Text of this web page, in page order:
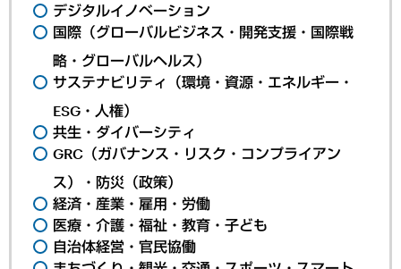
デジタルイノベーション
国際（グローバルビジネス・開発支援・国際戦
略・グローバルヘルス）
サステナビリティ（環境・資源・エネルギー・
ESG・人権）
共生・ダイバーシティ
GRC（ガバナンス・リスク・コンプライアン
ス）・防災（政策）
経済・産業・雇用・労働
医療・介護・福祉・教育・子ども
自治体経営・官民協働